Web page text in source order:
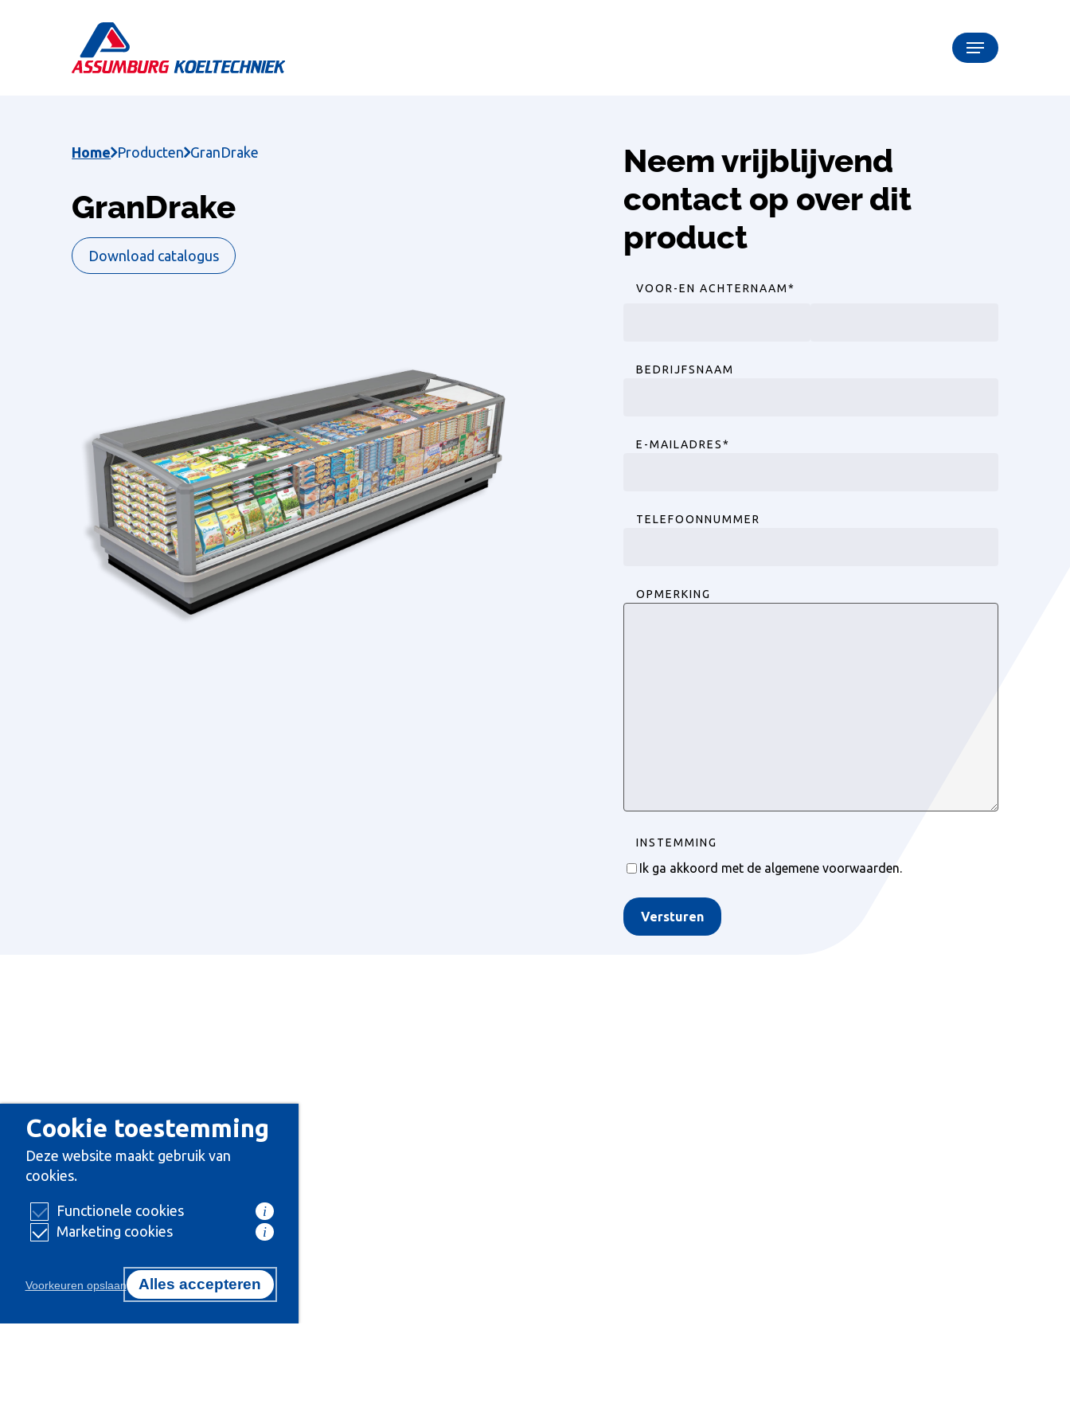
Menu
Home Producten GranDrake
GranDrake
Download catalogus
Neem vrijblijvend
contact op over dit
product
VOOR-EN ACHTERNAAM*
BEDRIJFSNAAM
E-MAILADRES*
TELEFOONNUMMER
OPMERKING
INSTEMMING
Ik ga akkoord met de algemene voorwaarden.
Versturen
Cookie toestemming
Deze website maakt gebruik van
cookies.
Functionele cookies
i
Marketing cookies
i
Voorkeuren opslaan Alles accepteren